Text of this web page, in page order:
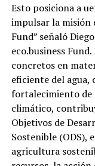
Esto posiciona a
impulsar la misión
Fund” señaló
eco.business
concretos en
eficiente del agua,
fortalecimiento de
climático,
Objetivos de
Sostenible (ODS),
agricultura